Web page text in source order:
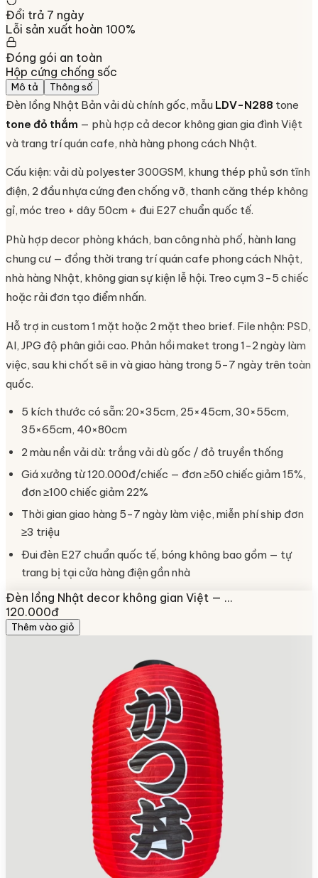
Đổi trả 7 ngày
Lỗi sản xuất hoàn 100%
Đóng gói an toàn
Hộp cứng chống sốc
Mô tả Thông số
Đèn lồng Nhật Bản vải dù chính gốc, mẫu LDV-N288 tone
tone đỏ thắm — phù hợp cả decor không gian gia đình Việt
và trang trí quán cafe, nhà hàng phong cách Nhật.
Cấu kiện: vải dù polyester 300GSM, khung thép phủ sơn tĩnh
điện, 2 đầu nhựa cứng đen chống vỡ, thanh căng thép không
gỉ, móc treo + dây 50cm + đui E27 chuẩn quốc tế.
Phù hợp decor phòng khách, ban công nhà phố, hành lang
chung cư — đồng thời trang trí quán cafe phong cách Nhật,
nhà hàng Nhật, không gian sự kiện lễ hội. Treo cụm 3-5 chiếc
hoặc rải đơn tạo điểm nhấn.
Hỗ trợ in custom 1 mặt hoặc 2 mặt theo brief. File nhận: PSD,
AI, JPG độ phân giải cao. Phản hồi maket trong 1-2 ngày làm
việc, sau khi chốt sẽ in và giao hàng trong 5-7 ngày trên toàn
quốc.
5 kích thước có sẵn: 20×35cm, 25×45cm, 30×55cm,
35×65cm, 40×80cm
2 màu nền vải dù: trắng vải dù gốc / đỏ truyền thống
Giá xưởng từ 120.000đ/chiếc — đơn ≥50 chiếc giảm 15%,
đơn ≥100 chiếc giảm 22%
Thời gian giao hàng 5-7 ngày làm việc, miễn phí ship đơn
≥3 triệu
Đui đèn E27 chuẩn quốc tế, bóng không bao gồm — tự
trang bị tại cửa hàng điện gần nhà
Đèn lồng Nhật decor không gian Việt — …
120.000đ
Thêm vào giỏ